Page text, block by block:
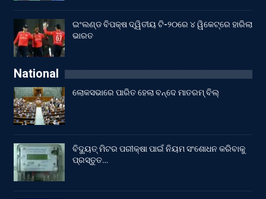
ଇଂଲଣ୍ଡ ବିପକ୍ଷ ଦ୍ୱିତୀୟ ଟି-୨୦ରେ ୪ ୱିକେଟ୍‌ରେ ହାରିଲା
ଭାରତ
National
ଲୋକସଭାରେ ପାରିତ ହେଲା ବନ୍ଦେ ମାତରମ୍‌ ବିଲ୍‌
ବିଦ୍ୟୁତ୍ ମିଟର ପରୀକ୍ଷା ପାଇଁ ନିୟମ ସଂଶୋଧନ କରିବାକୁ
ପ୍ରସ୍ତୁତ…